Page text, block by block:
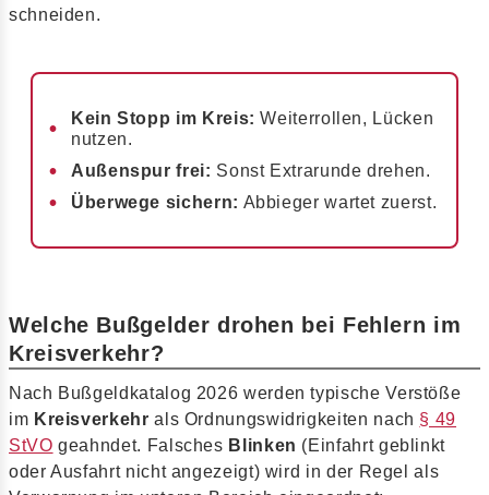
schneiden.
Kein Stopp im Kreis: Weiterrollen, Lücken
nutzen.
Außenspur frei: Sonst Extrarunde drehen.
Überwege sichern: Abbieger wartet zuerst.
Welche Bußgelder drohen bei Fehlern im
Kreisverkehr?
Nach Bußgeldkatalog 2026 werden typische Verstöße
im Kreisverkehr als Ordnungswidrigkeiten nach § 49
StVO geahndet. Falsches Blinken (Einfahrt geblinkt
oder Ausfahrt nicht angezeigt) wird in der Regel als